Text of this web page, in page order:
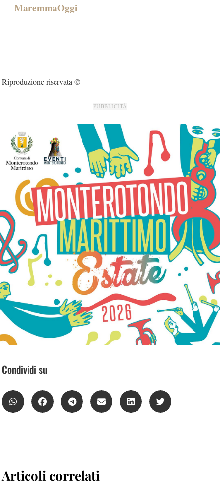
MaremmaOggi
Riproduzione riservata ©
PUBBLICITÀ
Condividi su
Articoli correlati